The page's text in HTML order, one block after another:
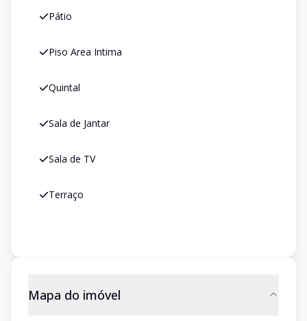
Pátio
Piso Area Intima
Quintal
Sala de Jantar
Sala de TV
Terraço
Mapa do imóvel